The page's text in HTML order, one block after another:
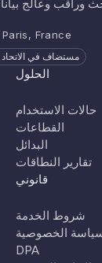
France
مستضاف في الاتحاد
الحلول
حالات الاستخدام
القطاعات
البدائل
تقارير النطاقات
قانوني
شروط الخدمة
الخصوصية
DPA